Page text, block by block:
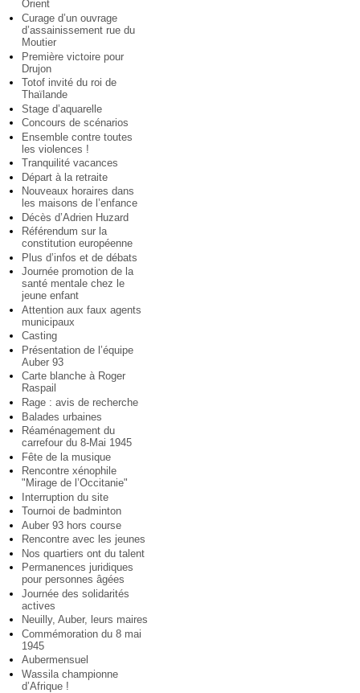
Orient
Curage d’un ouvrage
d’assainissement rue du
Moutier
Première victoire pour
Drujon
Totof invité du roi de
Thaïlande
Stage d’aquarelle
Concours de scénarios
Ensemble contre toutes
les violences !
Tranquilité vacances
Départ à la retraite
Nouveaux horaires dans
les maisons de l’enfance
Décès d’Adrien Huzard
Référendum sur la
constitution européenne
Plus d’infos et de débats
Journée promotion de la
santé mentale chez le
jeune enfant
Attention aux faux agents
municipaux
Casting
Présentation de l’équipe
Auber 93
Carte blanche à Roger
Raspail
Rage : avis de recherche
Balades urbaines
Réaménagement du
carrefour du 8-Mai 1945
Fête de la musique
Rencontre xénophile
"Mirage de l’Occitanie"
Interruption du site
Tournoi de badminton
Auber 93 hors course
Rencontre avec les jeunes
Nos quartiers ont du talent
Permanences juridiques
pour personnes âgées
Journée des solidarités
actives
Neuilly, Auber, leurs maires
Commémoration du 8 mai
1945
Aubermensuel
Wassila championne
d’Afrique !